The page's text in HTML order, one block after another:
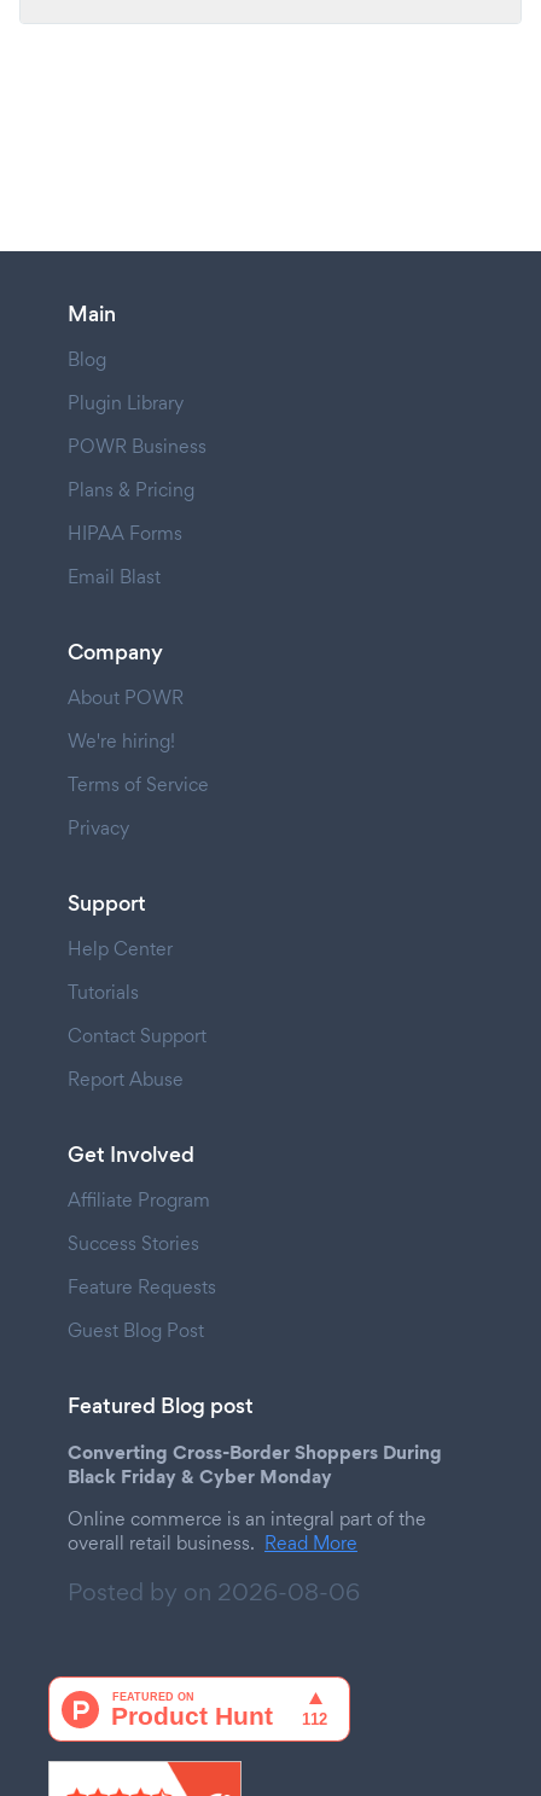
Main
Blog
Plugin Library
POWR Business
Plans & Pricing
HIPAA Forms
Email Blast
Company
About POWR
We're hiring!
Terms of Service
Privacy
Support
Help Center
Tutorials
Contact Support
Report Abuse
Get Involved
Affiliate Program
Success Stories
Feature Requests
Guest Blog Post
Featured Blog post
Converting Cross-Border Shoppers During
Black Friday & Cyber Monday
Online commerce is an integral part of the
overall retail business. Read More
Posted by on 2026-08-06